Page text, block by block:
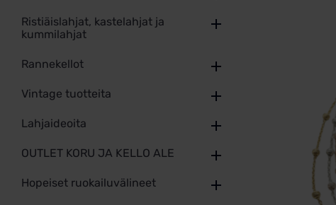
Ristiäislahjat, kastelahjat ja
kummilahjat
Rannekellot
Vintage tuotteita
Lahjaideoita
OUTLET KORU JA KELLO ALE
Hopeiset ruokailuvälineet